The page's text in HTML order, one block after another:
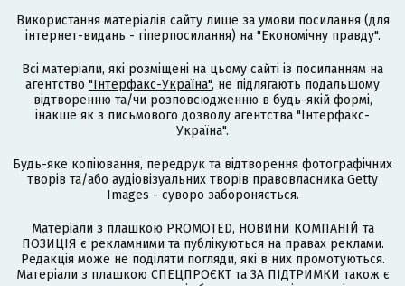
Використання матеріалів сайту лише за умови посилання (для
інтернет-видань - гіперпосилання) на "Економічну правду".
Всі матеріали, які розміщені на цьому сайті із посиланням на
агентство "Інтерфакс-Україна", не підлягають подальшому
відтворенню та/чи розповсюдженню в будь-якій формі,
інакше як з письмового дозволу агентства "Інтерфакс-
Україна".
Будь-яке копіювання, передрук та відтворення фотографічних
творів та/або аудіовізуальних творів правовласника Getty
Images - суворо забороняється.
Матеріали з плашкою PROMOTED, НОВИНИ КОМПАНІЙ та
ПОЗИЦІЯ є рекламними та публікуються на правах реклами.
Редакція може не поділяти погляди, які в них промотуються.
Матеріали з плашкою СПЕЦПРОЄКТ та ЗА ПІДТРИМКИ також є